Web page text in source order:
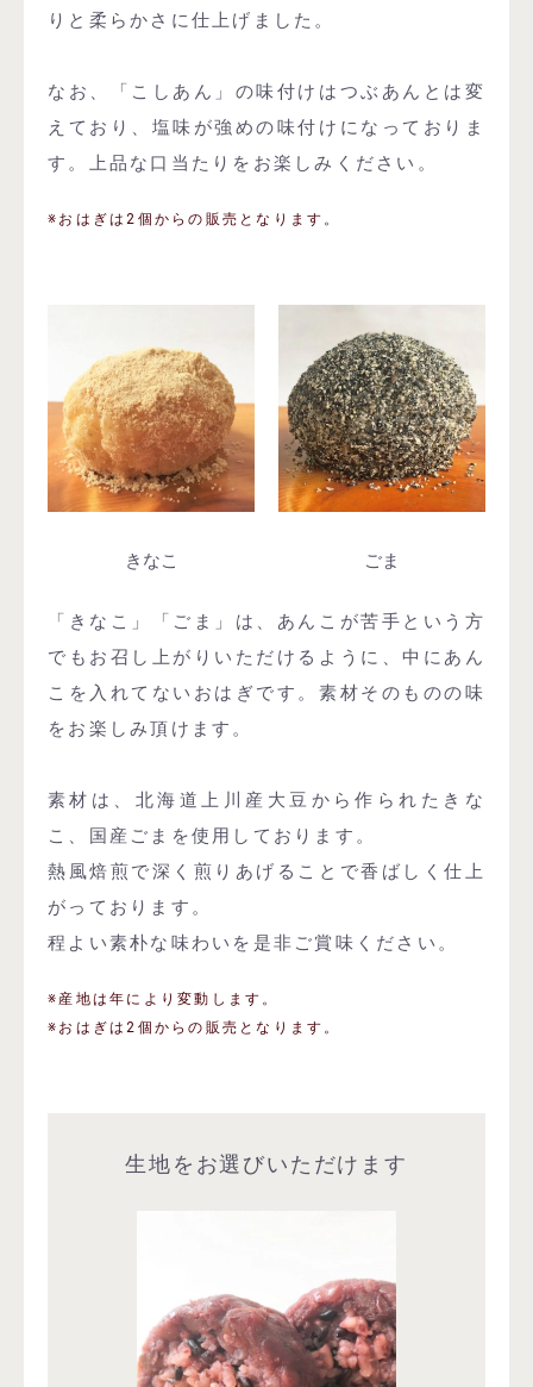
りと柔らかさに仕上げました。
なお、「こしあん」の味付けはつぶあんとは変
えており、塩味が強めの味付けになっておりま
す。上品な口当たりをお楽しみください。
※おはぎは2個からの販売となります。
きなこ ごま
「きなこ」「ごま」は、あんこが苦手という方
でもお召し上がりいただけるように、中にあん
こを入れてないおはぎです。素材そのものの味
をお楽しみ頂けます。
素材は、北海道上川産大豆から作られたきな
こ、国産ごまを使用しております。
熱風焙煎で深く煎りあげることで香ばしく仕上
がっております。
程よい素朴な味わいを是非ご賞味ください。
※産地は年により変動します。
※おはぎは2個からの販売となります。
生地をお選びいただけます